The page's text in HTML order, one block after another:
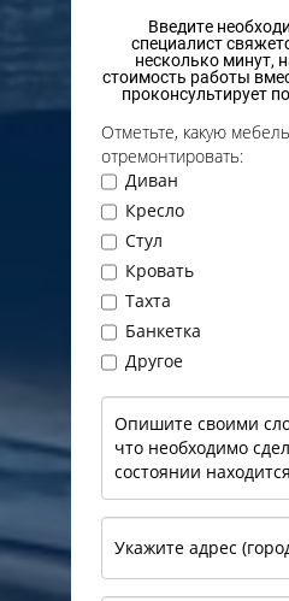
Введите
специалист
несколько минут,
стоимость работы
проконсультирует
Отметьте, какую
отремонтировать:
Диван
Кресло
Стул
Кровать
Тахта
Банкетка
Другое